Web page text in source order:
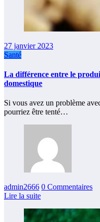
27 janvier 2023
Santé
La différence entre le
domestique
Si vous avez un problème
pourriez être tenté…
admin2666 0 Commentaires
Lire la suite